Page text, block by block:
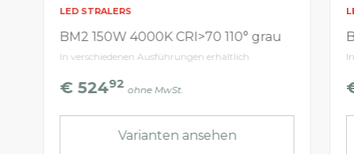
LED STRALERS
BM2 150W 4000K CRI>70 110° grau
In verschiedenen Ausführungen erhältlich
€ 52492 ohne MwSt.
Varianten ansehen